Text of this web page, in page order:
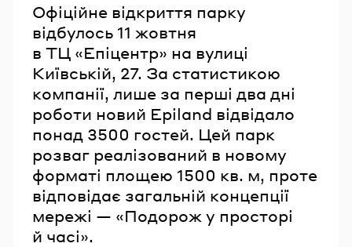
Офіційне відкриття парку
відбулось 11 жовтня
в ТЦ «Епіцентр» на вулиці
Київській, 27. За статистикою
компанії, лише за перші два дні
роботи новий Epiland відвідало
понад 3500 гостей. Цей парк
розваг реалізований в новому
форматі площею 1500 кв. м, проте
відповідає загальній концепції
мережі — «Подорож у просторі
й часі».